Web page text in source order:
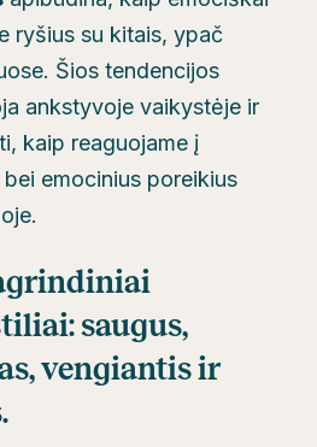
ryšius su kitais, ypač
Šios tendencijos
ankstyvoje vaikystėje ir
kaip reaguojame į
emocinius poreikius
saugus,
,vengiantisir
.